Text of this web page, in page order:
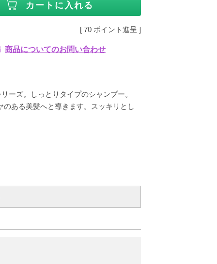
カートに入れる
[ 70 ポイント進呈 ]
商品についてのお問い合わせ
ーズ。しっとりタイプのシャンプー。
ある美髪へと導きます。スッキリとし